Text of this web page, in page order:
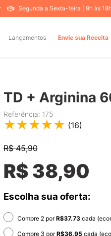
Segunda a Sexta-feira | 9h às
Lançamentos Envie sua Receita
TD + Arginina
Referência: 175
★★★★★ (16)
R$45,90
R$38,90
Escolha sua oferta:
Compre 2 porR$37.73cada
Compre 3 porR$36.95 cada